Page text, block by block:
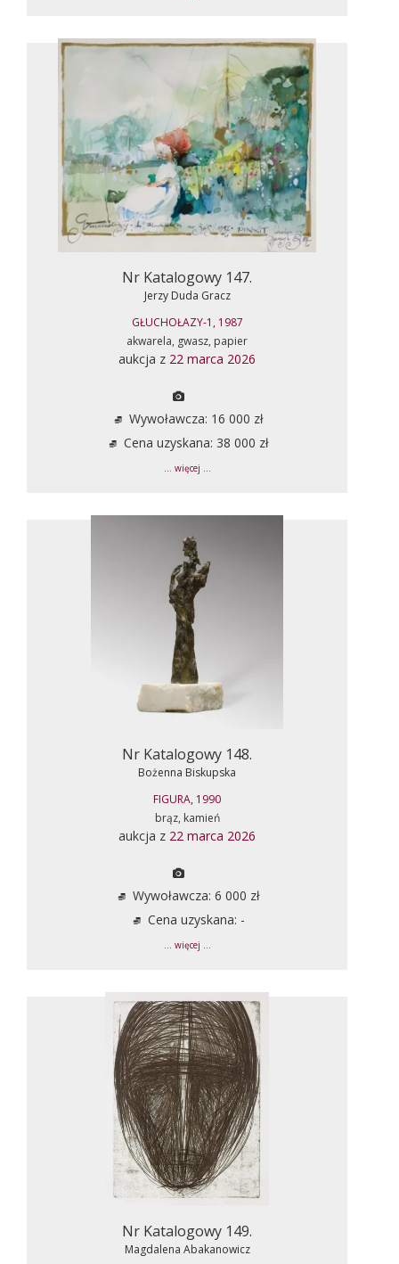
Nr Katalogowy 147.
Jerzy Duda Gracz
GŁUCHOŁAZY-1, 1987
akwarela, gwasz, papier
aukcja z 22 marca 2026
Wywoławcza: 16 000 zł
Cena uzyskana: 38 000 zł
... więcej ...
Nr Katalogowy 148.
Bożenna Biskupska
FIGURA, 1990
brąz, kamień
aukcja z 22 marca 2026
Wywoławcza: 6 000 zł
Cena uzyskana: -
... więcej ...
Nr Katalogowy 149.
Magdalena Abakanowicz